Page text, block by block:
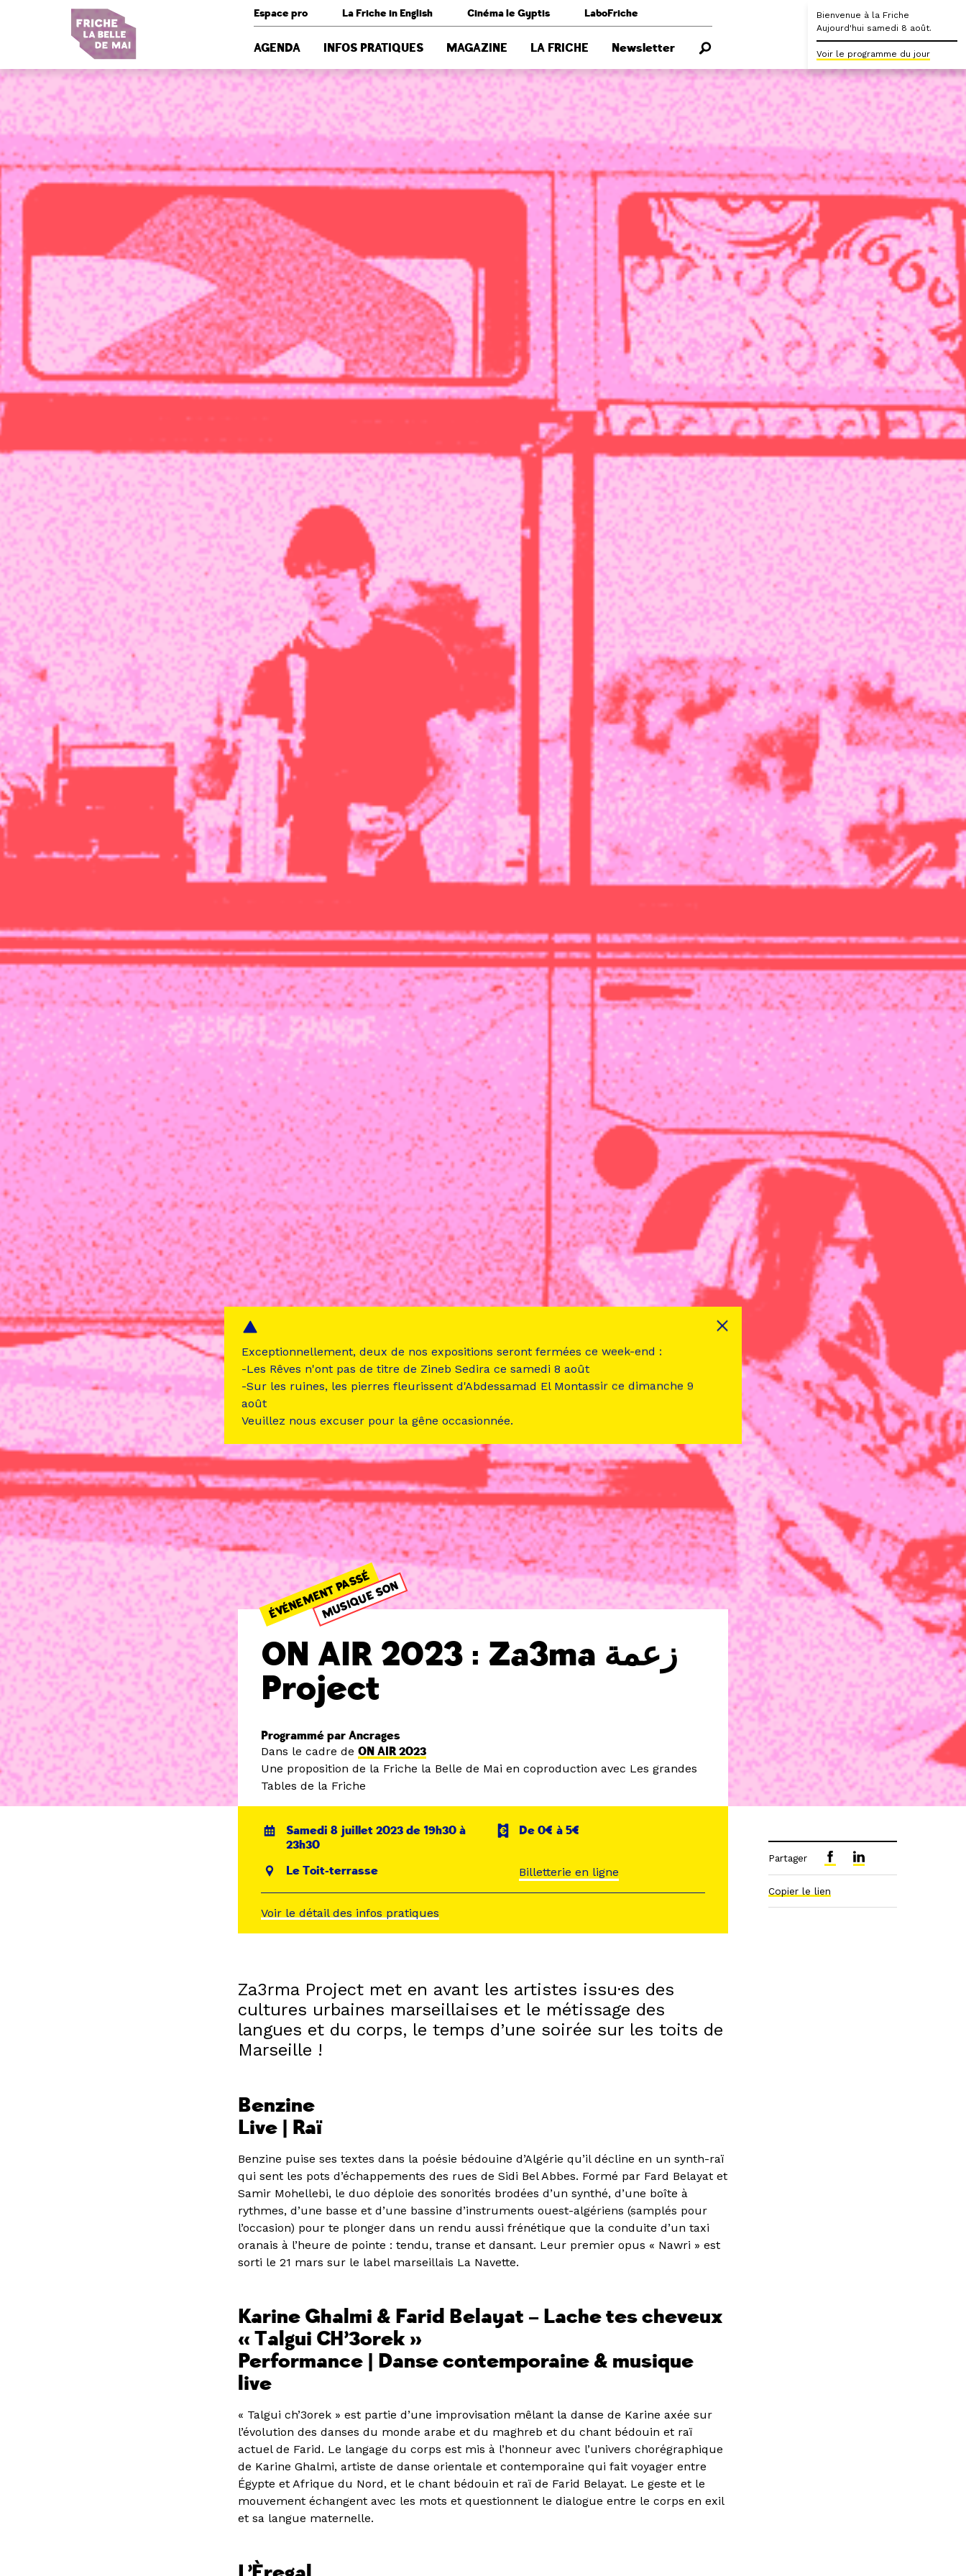
Espace pro La Friche in English Cinéma le Gyptis LaboFriche
AGENDA INFOS PRATIQUES MAGAZINE LA FRICHE Newsletter
Bienvenue à la Friche
Aujourd'hui samedi 8 août.
Voir le programme du jour
ÉVÉNEMENT PASSÉ
MUSIQUE SON
ON AIR 2023 : Za3ma زعمة
Project
Programmé par Ancrages
Dans le cadre deON AIR 2023
Une proposition de la Friche la Belle de Mai en coproduction avec Les grandes
Tables de la Friche
Samedi 8 juillet 2023 de 19h30 à
23h30
De 0€ à 5€
Le Toit-terrasse Billetterie en ligne
Voir le détail des infos pratiques
Za3rma Project met en avant les artistes issu·es des
cultures urbaines marseillaises et le métissage des
langues et du corps, le temps d’une soirée sur les toits de
Marseille !
Benzine
Live | Raï
Benzine puise ses textes dans la poésie bédouine d’Algérie qu’il décline en un synth-raï
qui sent les pots d’échappements des rues de Sidi Bel Abbes. Formé par Fard Belayat et
Samir Mohellebi, le duo déploie des sonorités brodées d’un synthé, d’une boîte à
rythmes, d’une basse et d’une bassine d’instruments ouest-algériens (samplés pour
l’occasion) pour te plonger dans un rendu aussi frénétique que la conduite d’un taxi
oranais à l’heure de pointe : tendu, transe et dansant. Leur premier opus « Nawri » est
sorti le 21 mars sur le label marseillais La Navette.
Karine Ghalmi & Farid Belayat – Lache tes cheveux
« Talgui CH’3orek »
Performance | Danse contemporaine & musique
live
« Talgui ch’3orek » est partie d’une improvisation mêlant la danse de Karine axée sur
l’évolution des danses du monde arabe et du maghreb et du chant bédouin et raï
actuel de Farid. Le langage du corps est mis à l’honneur avec l’univers chorégraphique
de Karine Ghalmi, artiste de danse orientale et contemporaine qui fait voyager entre
Égypte et Afrique du Nord, et le chant bédouin et raï de Farid Belayat. Le geste et le
mouvement échangent avec les mots et questionnent le dialogue entre le corps en exil
et sa langue maternelle.
Partager
Copier le lien
Exceptionnellement, deux de nos expositions seront fermées ce week-end :
-Les Rêves n'ont pas de titre de Zineb Sedira ce samedi 8 août
-Sur les ruines, les pierres fleurissent d'Abdessamad El Montassir ce dimanche 9
août
Veuillez nous excuser pour la gêne occasionnée.
Panneau de gestion des cookies